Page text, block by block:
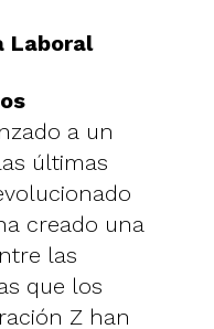
Laboral
a un
últimas
creado una
las
que los
Z han